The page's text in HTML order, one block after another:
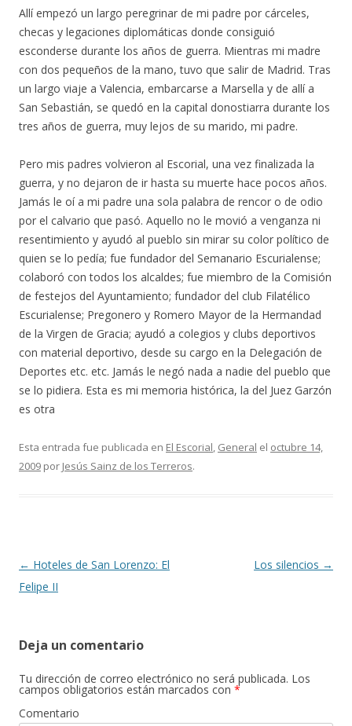
Allí empezó un largo peregrinar de mi padre por cárceles,
checas y legaciones diplomáticas donde consiguió
esconderse durante los años de guerra. Mientras mi madre
con dos pequeños de la mano, tuvo que salir de Madrid. Tras
un largo viaje a Valencia, embarcarse a Marsella y de allí a
San Sebastián, se quedó en la capital donostiarra durante los
tres años de guerra, muy lejos de su marido, mi padre.
Pero mis padres volvieron al Escorial, una vez finalizada la
guerra, y no dejaron de ir hasta su muerte hace pocos años.
Jamás le oí a mi padre una sola palabra de rencor o de odio
por el calvario que pasó. Aquello no le movió a venganza ni
resentimiento y ayudó al pueblo sin mirar su color político de
quien se lo pedía; fue fundador del Semanario Escurialense;
colaboró con todos los alcaldes; fue miembro de la Comisión
de festejos del Ayuntamiento; fundador del club Filatélico
Escurialense; Pregonero y Romero Mayor de la Hermandad
de la Virgen de Gracia; ayudó a colegios y clubs deportivos
con material deportivo, desde su cargo en la Delegación de
Deportes etc. etc. Jamás le negó nada a nadie del pueblo que
se lo pidiera. Esta es mi memoria histórica, la del Juez Garzón
es otra
Esta entrada fue publicada en El Escorial General el octubre 14,
2009 por Jesús Sainz de los Terreros.
Navegación
de
← Hoteles de San Lorenzo: El
Felipe II
Los silencios →
Deja un comentario
Tu dirección de correo electrónico no será publicada. Los
campos obligatorios están marcados con *
Comentario